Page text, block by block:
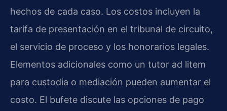
hechos de cada caso. Los costos incluyen la
tarifa de presentación en el tribunal de circuito,
el servicio de proceso y los honorarios legales.
Elementos adicionales como un tutor ad litem
para custodia o mediación pueden aumentar el
costo. El bufete discute las opciones de pago